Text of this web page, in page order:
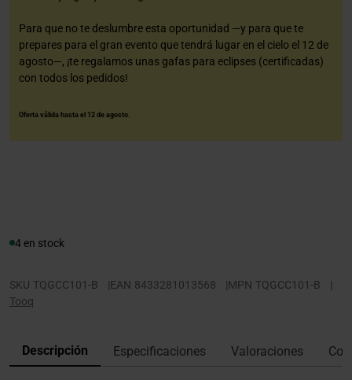
Para que no te deslumbre esta oportunidad —y para que te
prepares para el gran evento que tendrá lugar en el cielo el 12 de
agosto—, ¡te regalamos unas gafas para eclipses (certificadas)
con todos los pedidos!
Oferta válida hasta el 12 de agosto.
4 en stock
SKU TQGCC101-B |EAN 8433281013568 |MPN TQGCC101-B
|
Tooq
Descripción Especificaciones Valoraciones